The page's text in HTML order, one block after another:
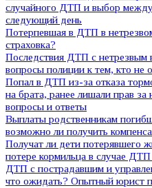
случайного ДТП и выбор
следующий день
Потерпевшая в ДТП в
страховка?
Последствия ДТП с нетрезвым
вопросы полиции к тем, кто не
Попал в ДТП из-за отказа
на брата, ранее лишали прав за
вопросы и ответы
Выплаты родственникам
возможно ли получить
Получат ли дети потерявшего
потере кормильца в случае
ДТП с пострадавшим и
что ожидать? Опытный юрист